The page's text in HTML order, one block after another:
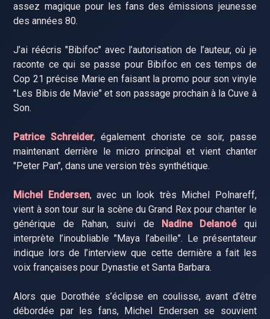
assez magique pour les fans des émissions jeunesse
des années 80.
J’ai réécris "Bibifoc" avec l’autorisation de l’auteur, où je
raconte ce qui se passe pour Bibifoc en ces temps de
Cop 21 précise Marie en faisant la promo pour son vinyle
"Les Bibis de Mavie" et son passage prochain à la Cuve à
Son.
Patrice Schreider, également choriste ce soir, passe
maintenant derrière le micro principal et vient chanter
"Peter Pan", dans une version très synthétique.
Michel Endersen, avec un look très Michel Polnareff,
vient à son tour sur la scène du Grand Rex pour chanter le
générique de Rahan, suivi de
Nadine Delanoéqui
interprète l’inoubliable "Maya l’abeille". Le présentateur
indique lors de l’interview que cette dernière a fait les
voix françaises pour Dynastie et Santa Barbara.
Alors que Dorothée s’éclipse en coulisse, avant d’être
débordée par les fans, Michel Endersen se souvient